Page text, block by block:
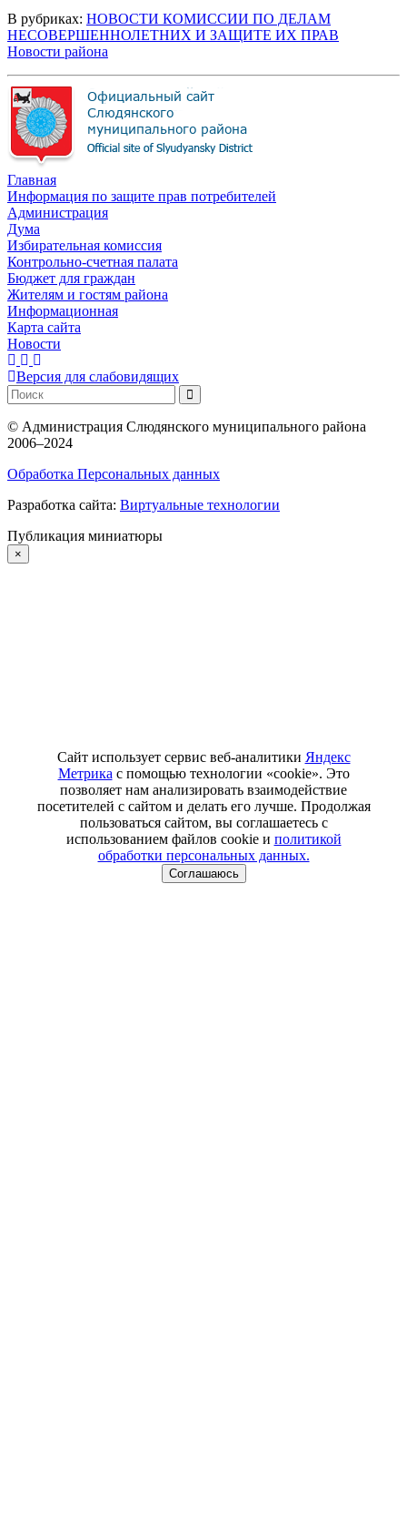
В рубриках: НОВОСТИ КОМИССИИ ПО ДЕЛАМ
НЕСОВЕРШЕННОЛЕТНИХ И ЗАЩИТЕ ИХ ПРАВ
Новости района
Главная
Информация по защите прав потребителей
Администрация
Дума
Избирательная комиссия
Контрольно-счетная палата
Бюджет для граждан
Жителям и гостям района
Информационная
Карта сайта
Новости
Версия для слабовидящих
© Администрация Слюдянского муниципального района
2006–2024
Обработка Персональных данных
Разработка сайта: Виртуальные технологии
Публикация миниатюры
×
Сайт использует сервис веб-аналитики Яндекс
Метрика с помощью технологии «cookie». Это
позволяет нам анализировать взаимодействие
посетителей с сайтом и делать его лучше. Продолжая
пользоваться сайтом, вы соглашаетесь с
использованием файлов cookie и политикой
обработки персональных данных.
Соглашаюсь